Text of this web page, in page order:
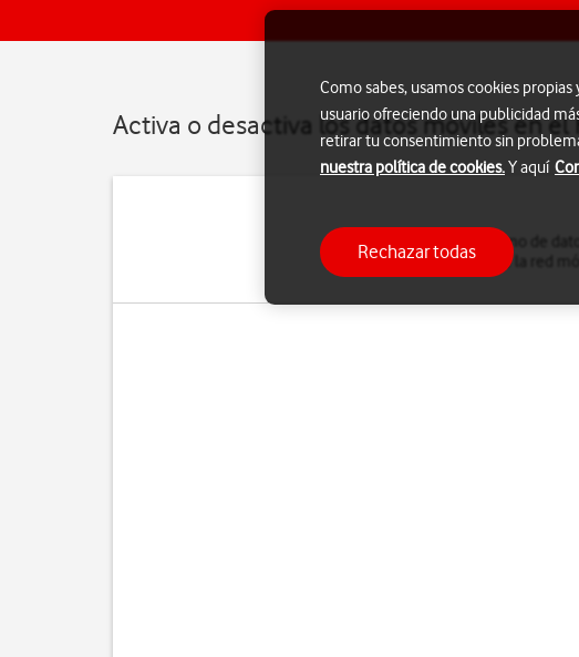
Activa o desactiva los datos móviles en
Puedes limitar tu consumo de
con Internet a través de la red
Como sabes, usamos cookies
usuario ofreciendo una publicidad
retirar tu consentimiento sin
nuestra política de cookies.Y aquí
Rechazar todas